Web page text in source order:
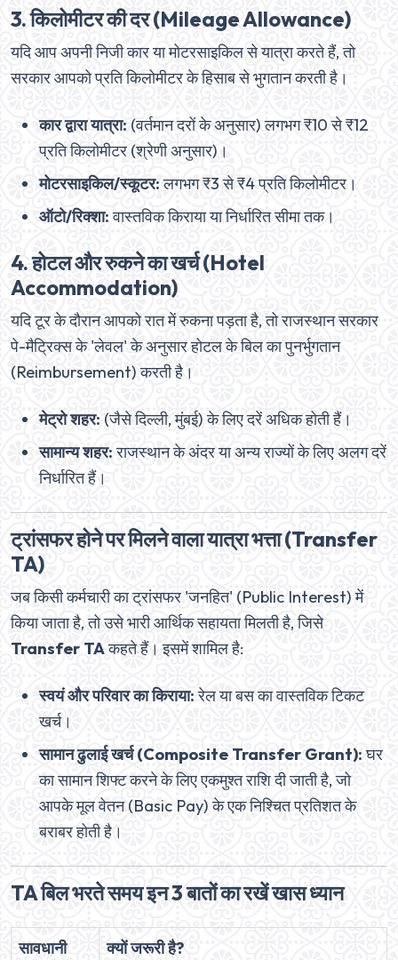
3. किलोमीटर की दर (Mileage Allowance)
यदि आप अपनी निजी कार या मोटरसाइकिल से यात्रा करते हैं, तो
सरकार आपको प्रति किलोमीटर के हिसाब से भुगतान करती है।
कार द्वारा यात्रा: (वर्तमान दरों के अनुसार) लगभग ₹10 से ₹12
प्रति किलोमीटर (श्रेणी अनुसार)।
मोटरसाइकिल/स्कूटर:लगभग ₹3 से ₹4 प्रति किलोमीटर।
ऑटो/रिक्शा:वास्तविक किराया या निर्धारित सीमा तक।
4. होटल और रुकने का खर्च (Hotel
Accommodation)
यदि टूर के दौरान आपको रात में रुकना पड़ता है, तो राजस्थान सरकार
पे-मैट्रिक्स के 'लेवल' के अनुसार होटल के बिल का पुनर्भुगतान
(Reimbursement) करती है।
मेट्रो शहर: (जैसे दिल्ली, मुंबई) के लिए दरें अधिक होती हैं।
सामान्य शहर:राजस्थान के अंदर या अन्य राज्यों के लिए अलग दरें
निर्धारित हैं।
ट्रांसफर होने पर मिलने वाला यात्रा भत्ता (Transfer
TA)
जब किसी कर्मचारी का ट्रांसफर 'जनहित' (Public Interest) में
किया जाता है, तो उसे भारी आर्थिक सहायता मिलती है, जिसे
Transfer TAकहते हैं। इसमें शामिल है:
स्वयं और परिवार का किराया:रेल या बस का वास्तविक टिकट
खर्च।
सामान ढुलाई खर्च (Composite Transfer Grant):घर
का सामान शिफ्ट करने के लिए एकमुश्त राशि दी जाती है, जो
आपके मूल वेतन (Basic Pay) के एक निश्चित प्रतिशत के
बराबर होती है।
TA बिल भरते समय इन 3 बातों का रखें खास ध्यान
सावधानी
क्यों जरूरी है?